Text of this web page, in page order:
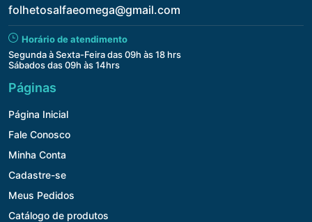
folhetosalfaeomega@gmail.com
Horário de atendimento
Segunda à Sexta-Feira das 09h às 18 hrs
Sábados das 09h às 14hrs
Páginas
Página Inicial
Fale Conosco
Minha Conta
Cadastre-se
Meus Pedidos
Catálogo de produtos